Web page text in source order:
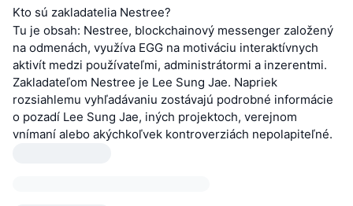
Kto sú zakladatelia Nestree?
Tu je obsah: Nestree, blockchainový messenger založený
na odmenách, využíva EGG na motiváciu interaktívnych
aktivít medzi používateľmi, administrátormi a inzerentmi.
Zakladateľom Nestree je Lee Sung Jae. Napriek
rozsiahlemu vyhľadávaniu zostávajú podrobné informácie
o pozadí Lee Sung Jae, iných projektoch, verejnom
vnímaní alebo akýchkoľvek kontroverziách nepolapiteľné.